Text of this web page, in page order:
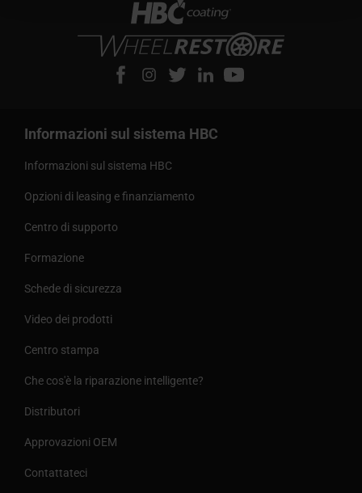
Informazioni sul sistema HBC
Informazioni sul sistema HBC
Opzioni di leasing e finanziamento
Centro di supporto
Formazione
Schede di sicurezza
Video dei prodotti
Centro stampa
Che cos'è la riparazione intelligente?
Distributori
Approvazioni OEM
Contattateci